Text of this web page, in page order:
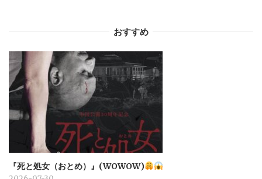
おすすめ
『死と処女（おとめ）』(WOWOW)